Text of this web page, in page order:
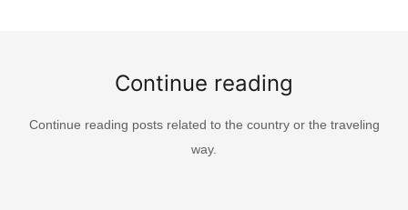
Continue reading
Continue reading posts related to the country or the traveling
way.